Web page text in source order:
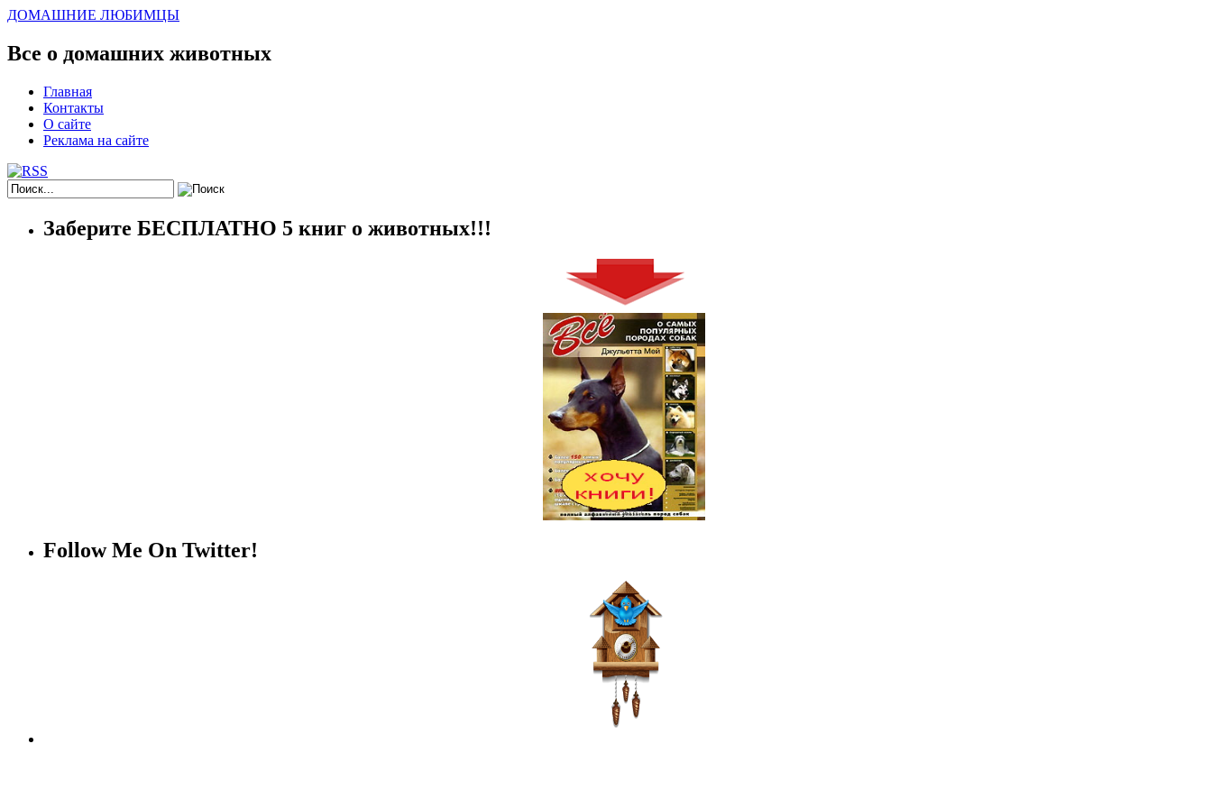
ДОМАШНИЕ ЛЮБИМЦЫ
Все о домашних животных
Главная
Контакты
О сайте
Реклама на сайте
Заберите БЕСПЛАТНО 5 книг о животных!!!
Follow Me On Twitter!